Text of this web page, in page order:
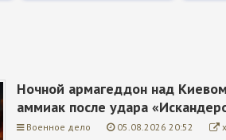
Ночной армагеддон над
аммиак после удара
Военное дело 05.08.2026 20:52